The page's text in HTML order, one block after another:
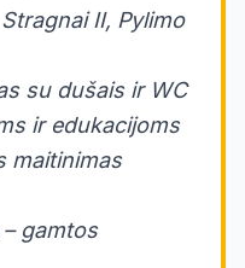
II, Pylimo
su dušais ir WC
ir edukacijoms
maitinimas
gamtos